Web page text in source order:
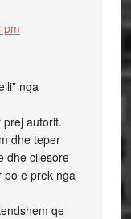
pm
nga
autorit.
dhe teper
dhe cilesore
po e prek nga
qe